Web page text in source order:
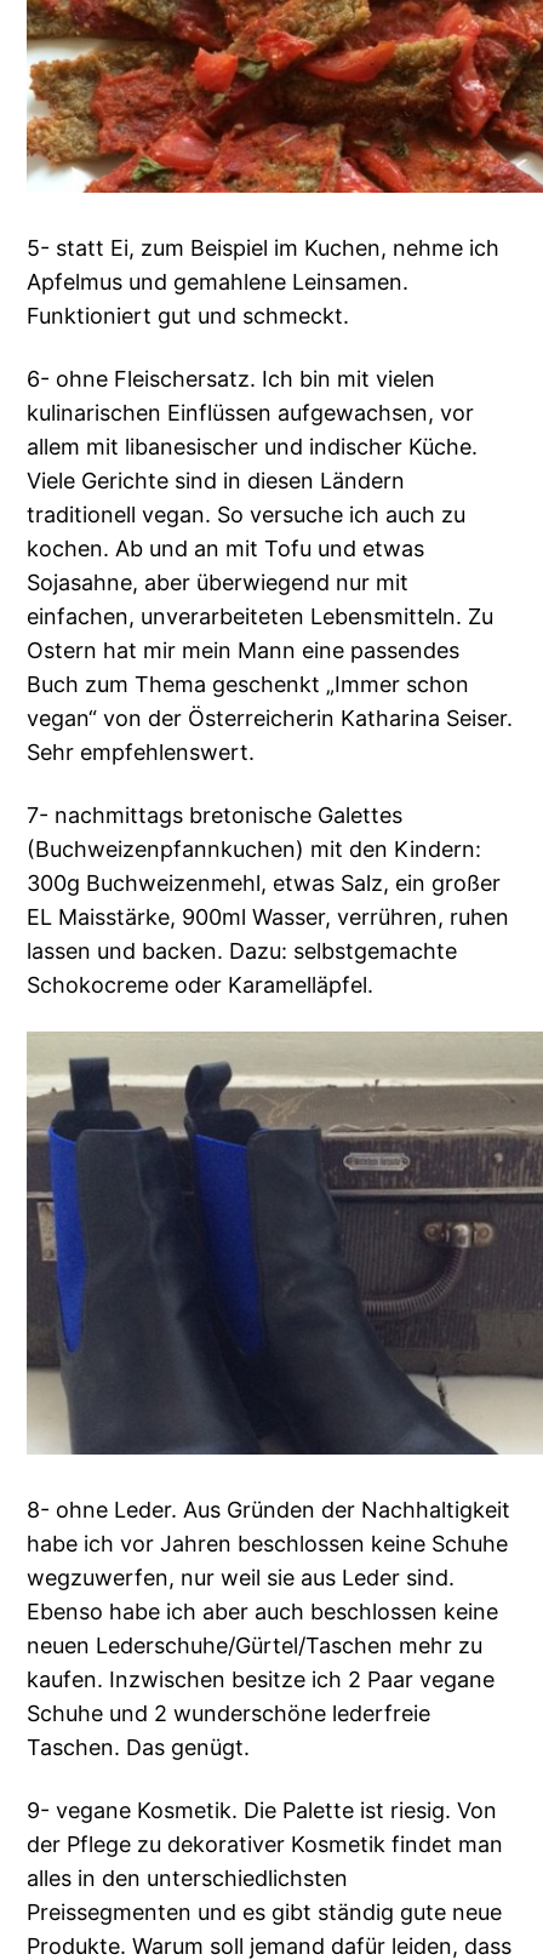
5- statt Ei, zum Beispiel im Kuchen, nehme ich
Apfelmus und gemahlene Leinsamen.
Funktioniert gut und schmeckt.
6- ohne Fleischersatz. Ich bin mit vielen
kulinarischen Einflüssen aufgewachsen, vor
allem mit libanesischer und indischer Küche.
Viele Gerichte sind in diesen Ländern
traditionell vegan. So versuche ich auch zu
kochen. Ab und an mit Tofu und etwas
Sojasahne, aber überwiegend nur mit
einfachen, unverarbeiteten Lebensmitteln. Zu
Ostern hat mir mein Mann eine passendes
Buch zum Thema geschenkt „Immer schon
vegan“ von der Österreicherin Katharina Seiser.
Sehr empfehlenswert.
7- nachmittags bretonische Galettes
(Buchweizenpfannkuchen) mit den Kindern:
300g Buchweizenmehl, etwas Salz, ein großer
EL Maisstärke, 900ml Wasser, verrühren, ruhen
lassen und backen. Dazu: selbstgemachte
Schokocreme oder Karamelläpfel.
8- ohne Leder. Aus Gründen der Nachhaltigkeit
habe ich vor Jahren beschlossen keine Schuhe
wegzuwerfen, nur weil sie aus Leder sind.
Ebenso habe ich aber auch beschlossen keine
neuen Lederschuhe/Gürtel/Taschen mehr zu
kaufen. Inzwischen besitze ich 2 Paar vegane
Schuhe und 2 wunderschöne lederfreie
Taschen. Das genügt.
9- vegane Kosmetik. Die Palette ist riesig. Von
der Pflege zu dekorativer Kosmetik findet man
alles in den unterschiedlichsten
Preissegmenten und es gibt ständig gute neue
Produkte. Warum soll jemand dafür leiden, dass